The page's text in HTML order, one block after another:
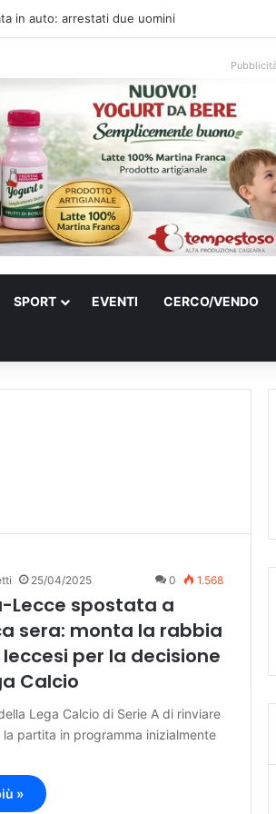
in un micro nido: nasce anche il cimitero
SPORT EVENTI CERCO/VENDO
25/04/2025 0 1.568
Lecce spostata a
sera: monta la rabbia
per la decisione
Calcio
Lega Calcio di Serie A di rinviare
partita in programma inizialmente
»